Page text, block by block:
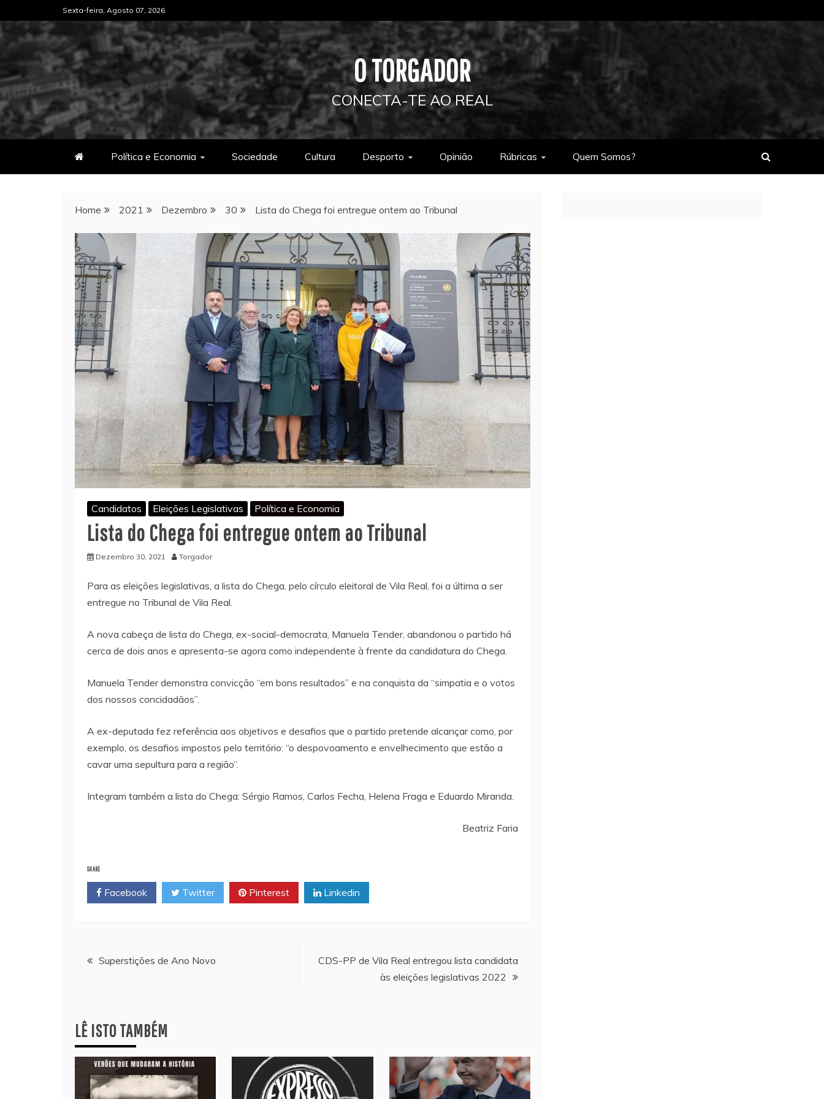
to
content
Sexta-feira, Agosto 07, 2026
O TORGADOR
CONECTA-TE AO REAL
Política e Economia Sociedade Cultura Desporto Opinião Rúbricas Quem Somos?
Home 2021 Dezembro 30 Lista do Chega foi entregue ontem ao Tribunal
Candidatos Eleições Legislativas Política e Economia
Lista do Chega foi entregue ontem ao Tribunal
Dezembro 30, 2021 Torgador
Para as eleições legislativas, a lista do Chega, pelo círculo eleitoral de Vila Real, foi a última a ser
entregue no Tribunal de Vila Real.
A nova cabeça de lista do Chega, ex-social-democrata, Manuela Tender, abandonou o partido há
cerca de dois anos e apresenta-se agora como independente à frente da candidatura do Chega.
Manuela Tender demonstra convicção “em bons resultados” e na conquista da “simpatia e o votos
dos nossos concidadãos”.
A ex-deputada fez referência aos objetivos e desafios que o partido pretende alcançar como, por
exemplo, os desafios impostos pelo território: “o despovoamento e envelhecimento que estão a
cavar uma sepultura para a região”.
Integram também a lista do Chega: Sérgio Ramos, Carlos Fecha, Helena Fraga e Eduardo Miranda.
Beatriz Faria
SHARE
Facebook Twitter Pinterest Linkedin
Navegação
artigos
Superstições de Ano Novo
CDS-PP de Vila Real entregou lista candidata
às eleições legislativas 2022
LÊ ISTO TAMBÉM